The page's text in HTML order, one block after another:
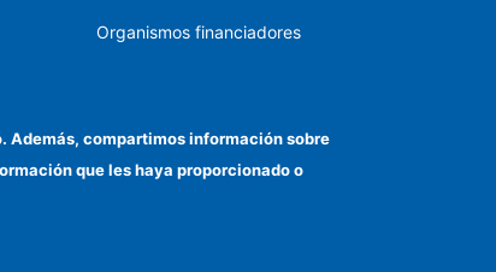
Organismos financiadores
Cómo llegar
Además, compartimos información sobre
que les haya proporcionado o